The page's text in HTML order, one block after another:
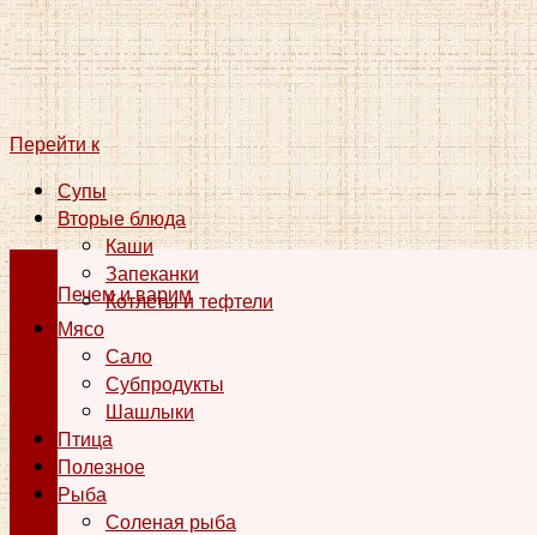
Печем и варим
Перейти к
Супы
Вторые блюда
Каши
Запеканки
Котлеты и тефтели
Мясо
Сало
Субпродукты
Шашлыки
Птица
Полезное
Рыба
Соленая рыба